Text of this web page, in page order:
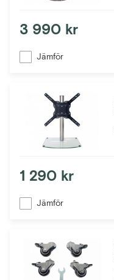
3 990 kr
Jämför
1 290 kr
Jämför